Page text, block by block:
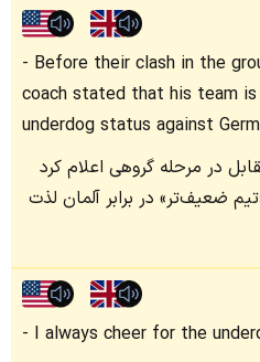
Before their clash in the
coach stated that his team
underdog status against
در مرحله گروهی اعلام کرد
ضعیف‌تر» در برابر آلمان لذت
I always cheer for the